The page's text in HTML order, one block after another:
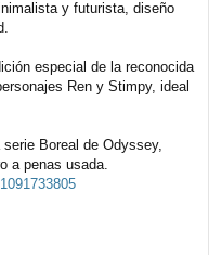
y futurista, diseño
especial de la reconocida
Ren y Stimpy, ideal
Boreal de Odyssey,
a penas usada.